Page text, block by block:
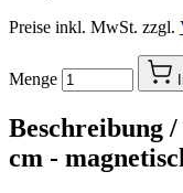
Preise inkl. MwSt. zzgl.
Menge
Beschreibung /
cm -